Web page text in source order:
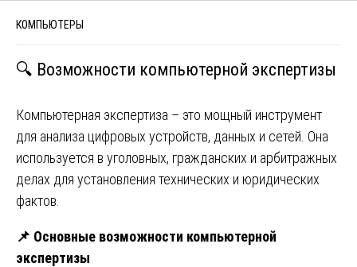
КОМПЬЮТЕРЫ
🔍 Возможности компьютерной экспертизы
Компьютерная экспертиза – это мощный инструмент
для анализа цифровых устройств, данных и сетей. Она
используется в уголовных, гражданских и арбитражных
делах для установления технических и юридических
фактов.
📌 Основные возможности компьютерной
экспертизы